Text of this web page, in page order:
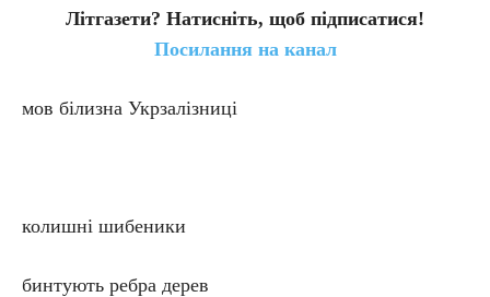
Літгазети? Натисніть, щоб підписатися!
Посилання на канал
мов білизна Укрзалізниці
колишні шибеники
бинтують ребра дерев